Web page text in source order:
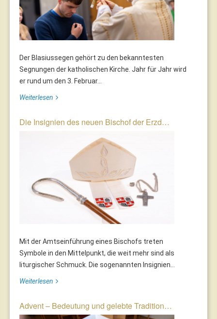
Der Blasiussegen gehört zu den bekanntesten
Segnungen der katholischen Kirche. Jahr für Jahr wird
er rund um den 3. Februar...
Weiterlesen
Die Insignien des neuen Bischof der Erzd…
Mit der Amtseinführung eines Bischofs treten
Symbole in den Mittelpunkt, die weit mehr sind als
liturgischer Schmuck. Die sogenannten Insignien...
Weiterlesen
Advent – Bedeutung und gelebte Tradition…